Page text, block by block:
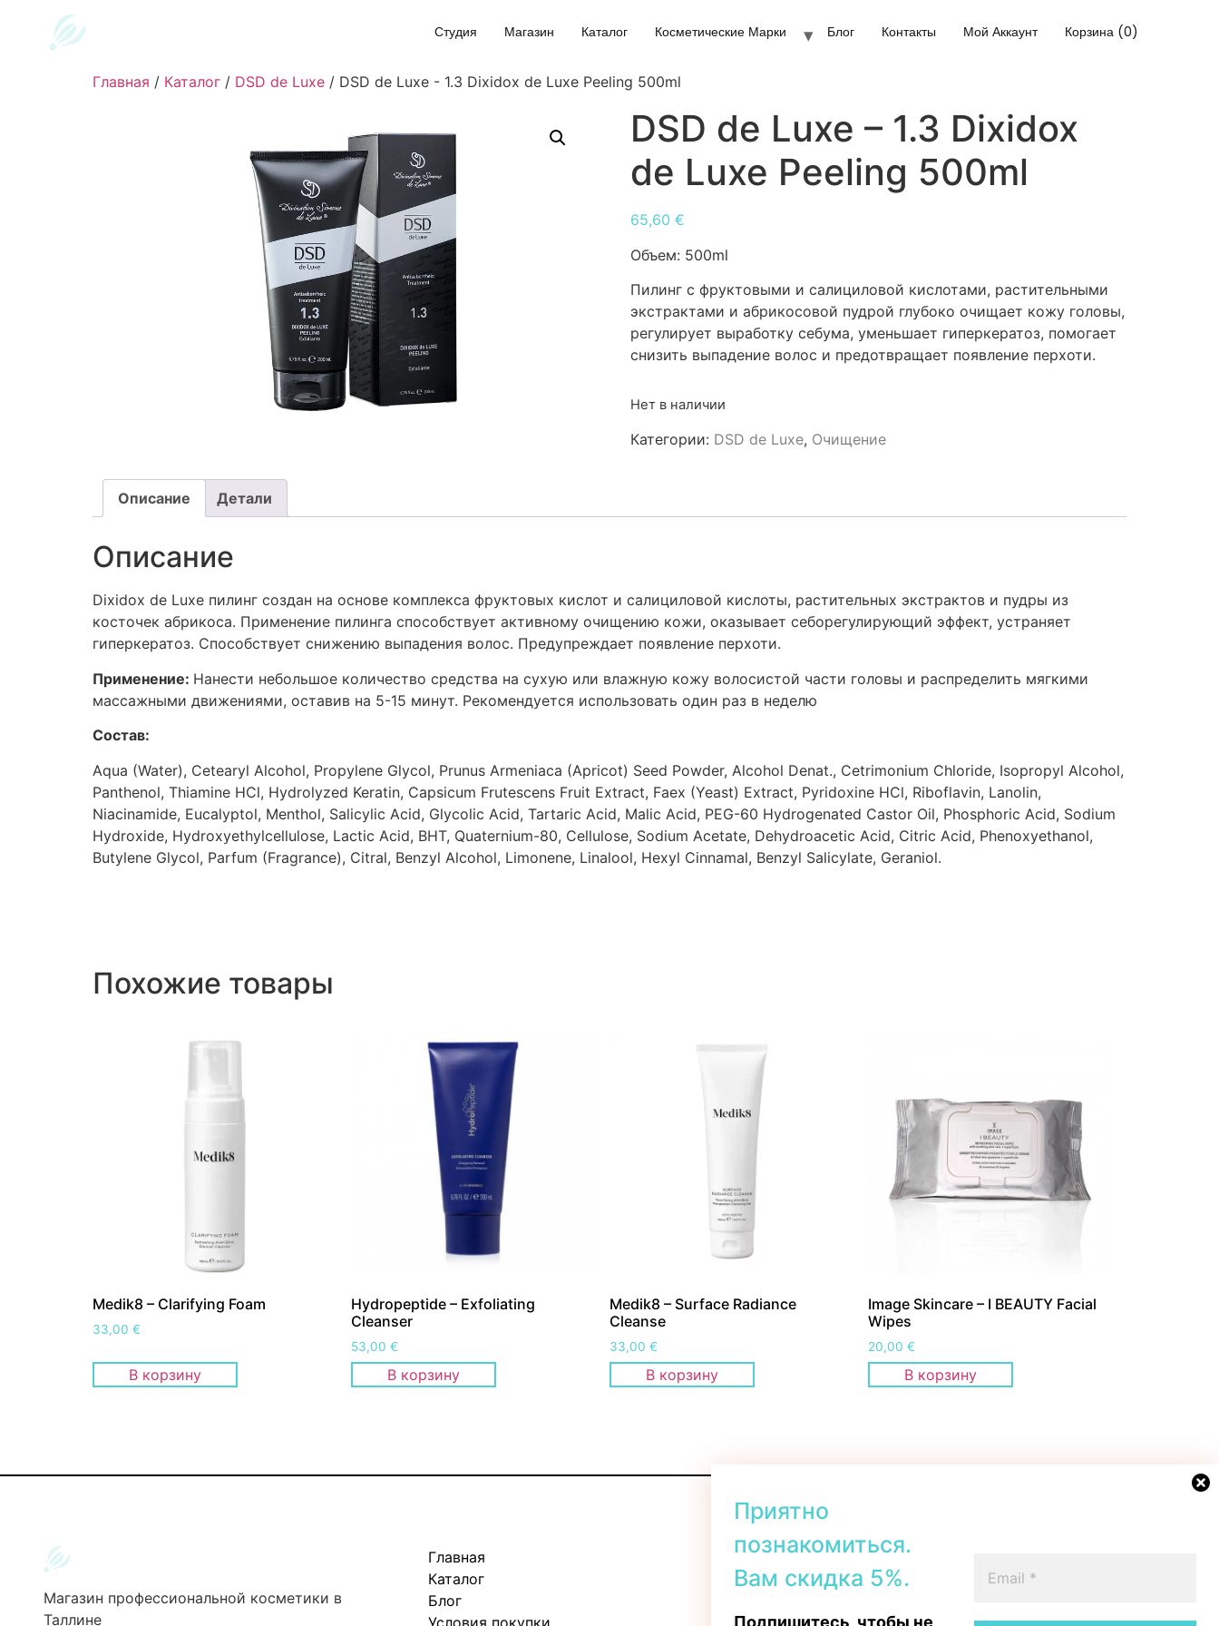
Студия Магазин Каталог Косметические Марки Блог Контакты Мой Аккаунт Корзина (0)
Главная / Каталог / DSD de Luxe / DSD de Luxe - 1.3 Dixidox de Luxe Peeling 500ml
DSD de Luxe – 1.3 Dixidox
de Luxe Peeling 500ml
65,60 €
Объем: 500ml
Пилинг с фруктовыми и салициловой кислотами, растительными
экстрактами и абрикосовой пудрой глубоко очищает кожу головы,
регулирует выработку себума, уменьшает гиперкератоз, помогает
снизить выпадение волос и предотвращает появление перхоти.
Нет в наличии
Категории: DSD de Luxe, Очищение
Описание Детали
Описание
Dixidox de Luxe пилинг создан на основе комплекса фруктовых кислот и салициловой кислоты, растительных экстрактов и пудры из
косточек абрикоса. Применение пилинга способствует активному очищению кожи, оказывает себорегулирующий эффект, устраняет
гиперкератоз. Способствует снижению выпадения волос. Предупреждает появление перхоти.
Применение: Нанести небольшое количество средства на сухую или влажную кожу волосистой части головы и распределить мягкими
массажными движениями, оставив на 5-15 минут. Рекомендуется использовать один раз в неделю
Состав:
Aqua (Water), Cetearyl Alcohol, Propylene Glycol, Prunus Armeniaca (Apricot) Seed Powder, Alcohol Denat., Cetrimonium Chloride, Isopropyl Alcohol,
Panthenol, Thiamine HCl, Hydrolyzed Keratin, Capsicum Frutescens Fruit Extract, Faex (Yeast) Extract, Pyridoxine HCl, Riboflavin, Lanolin,
Niacinamide, Eucalyptol, Menthol, Salicylic Acid, Glycolic Acid, Tartaric Acid, Malic Acid, PEG-60 Hydrogenated Castor Oil, Phosphoric Acid, Sodium
Hydroxide, Hydroxyethylcellulose, Lactic Acid, BHT, Quaternium-80, Cellulose, Sodium Acetate, Dehydroacetic Acid, Citric Acid, Phenoxyethanol,
Butylene Glycol, Parfum (Fragrance), Citral, Benzyl Alcohol, Limonene, Linalool, Hexyl Cinnamal, Benzyl Salicylate, Geraniol.
Приятно
познакомиться.
Вам скидка 5%.
Подпишитесь, чтобы не
Похожие товары
Medik8 – Clarifying Foam
33,00 €
В корзину
Hydropeptide – Exfoliating
Cleanser
53,00 €
В корзину
Medik8 – Surface Radiance
Cleanse
33,00 €
В корзину
Image Skincare – I BEAUTY Facial
Wipes
20,00 €
В корзину
Магазин профессиональной косметики в
Таллине
Главная
Каталог
Блог
Kadaka tee 42b, Tallinn
Пн-Пт: 11:00–19:00